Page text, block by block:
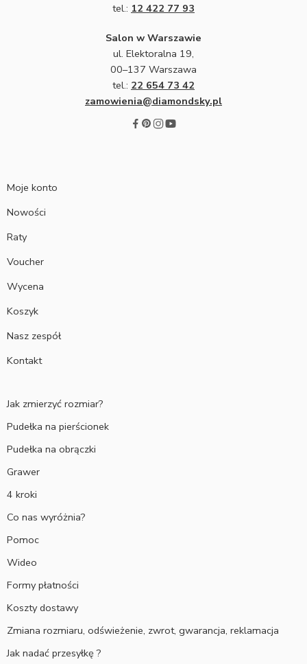
tel.: 12 422 77 93
Salon w Warszawie
ul. Elektoralna 19,
00–137 Warszawa
tel.: 22 654 73 42
zamowienia@diamondsky.pl
Moje konto
Nowości
Raty
Voucher
Wycena
Koszyk
Nasz zespół
Kontakt
Jak zmierzyć rozmiar?
Pudełka na pierścionek
Pudełka na obrączki
Grawer
4 kroki
Co nas wyróżnia?
Pomoc
Wideo
Formy płatności
Koszty dostawy
Zmiana rozmiaru, odświeżenie, zwrot, gwarancja, reklamacja
Jak nadać przesyłkę ?